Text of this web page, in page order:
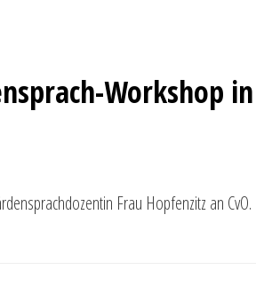
Workshop
Frau Hopfenzitz an CvO.